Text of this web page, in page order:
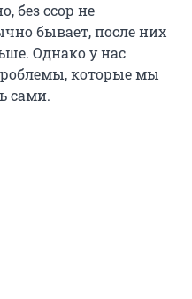
без ссор не
бывает, после них
Однако у нас
которые мы
сами.